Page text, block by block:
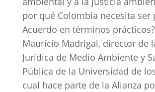
por qué Colombia necesita ser
Acuerdo en términos
Mauricio Madrigal, director de
Jurídica de Medio Ambiente y
Pública de la Universidad de
cual hace parte de la Alianza